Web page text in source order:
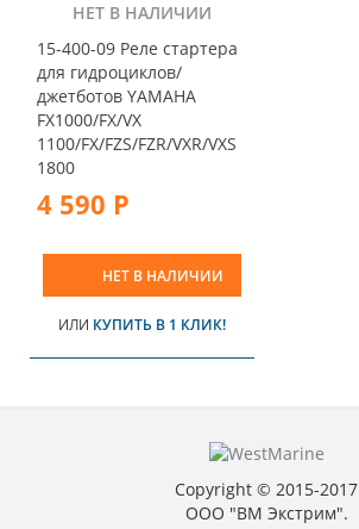
НЕТ В НАЛИЧИИ
15-400-09 Реле стартера
для гидроциклов/
джетботов YAMAHA
FX1000/FX/VX
1100/FX/FZS/FZR/VXR/VXS
1800
4 590 Р
НЕТ В НАЛИЧИИ
ИЛИ КУПИТЬ В 1 КЛИК!
Copyright © 2015-2017
ООО "ВМ Экстрим".